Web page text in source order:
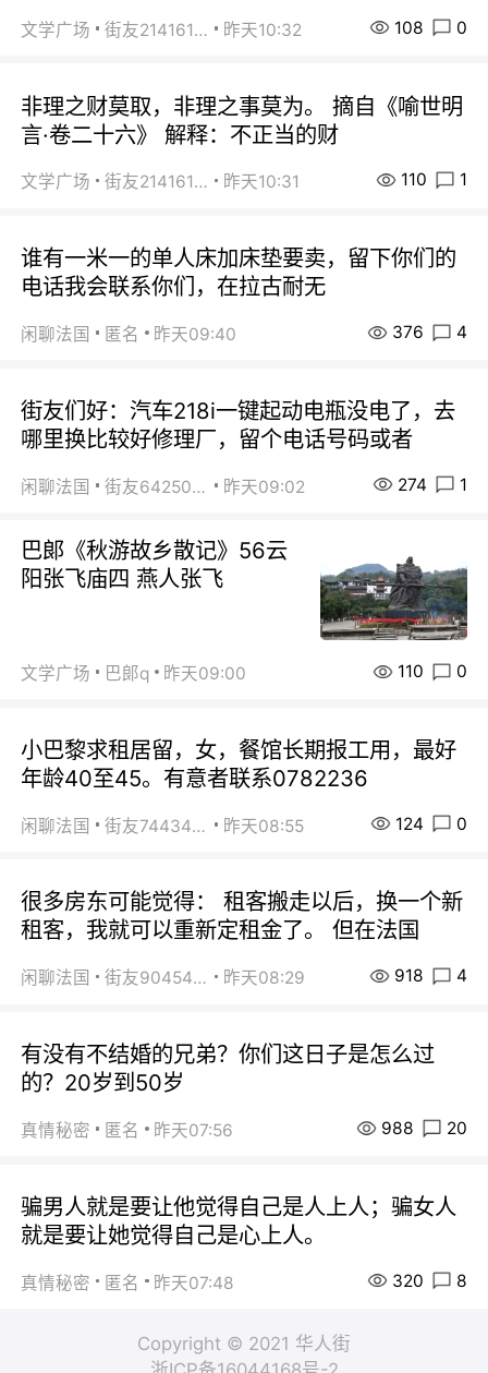
文学广场 街友21416156 昨天10:32 108 0
非理之财莫取，非理之事莫为。 摘自《喻世明
言·卷二十六》 解释：不正当的财
文学广场 街友21416156 昨天10:31 110 1
谁有一米一的单人床加床垫要卖，留下你们的
电话我会联系你们，在拉古耐无
闲聊法国 匿名 昨天09:40 376 4
街友们好：汽车218i一键起动电瓶没电了，去
哪里换比较好修理厂，留个电话号码或者
闲聊法国 街友64250024 昨天09:02 274 1
巴郞《秋游故乡散记》56云
阳张飞庙四 燕人张飞
文学广场 巴郞q 昨天09:00 110 0
小巴黎求租居留，女，餐馆长期报工用，最好
年龄40至45。有意者联系0782236
闲聊法国 街友74434350 昨天08:55 124 0
很多房东可能觉得： 租客搬走以后，换一个新
租客，我就可以重新定租金了。 但在法国
闲聊法国 街友90454511 昨天08:29 918 4
有没有不结婚的兄弟？你们这日子是怎么过
的？20岁到50岁
真情秘密 匿名 昨天07:56 988 20
骗男人就是要让他觉得自己是人上人；骗女人
就是要让她觉得自己是心上人。
真情秘密 匿名 昨天07:48 320 8
Copyright © 2021 华人街